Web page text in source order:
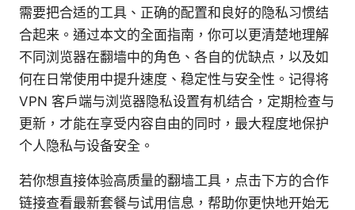
需要把合适的工具、正确的配置和良好的隐私习惯结
合起来。通过本文的全面指南，你可以更清楚地理解
不同浏览器在翻墙中的角色、各自的优缺点，以及如
何在日常使用中提升速度、稳定性与安全性。记得将
VPN 客户端与浏览器隐私设置有机结合，定期检查与
更新，才能在享受内容自由的同时，最大程度地保护
个人隐私与设备安全。
若你想直接体验高质量的翻墙工具，点击下方的合作
链接查看最新套餐与试用信息，帮助你更快地开始无